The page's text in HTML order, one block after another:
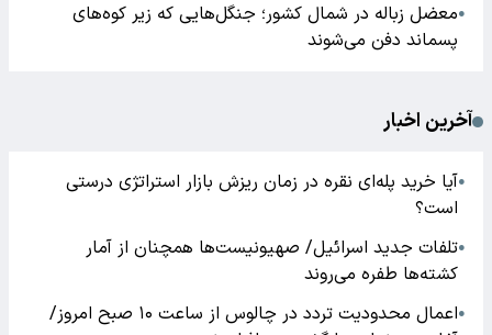
●معضل زباله در شمال کشور؛ جنگل‌هایی که زیر کوه‌های
پسماند دفن می‌شوند
آخرین اخبار
●آیا خرید پله‌ای نقره در زمان ریزش بازار استراتژی درستی
است؟
●تلفات جدید اسرائیل/ صهیونیست‌ها همچنان از آمار
کشته‌ها طفره می‌روند
●
اعمال محدودیت تردد در چالوس از ساعت ۱۰ صبح امروز/